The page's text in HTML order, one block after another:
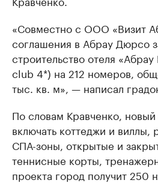
«Совместно с ООО «Визит
соглашения в Абрау Дюрсо
строительство отеля
club 4*) на 212 номеров,
тыс. кв. м», — написал
По словам Кравченко,
включать коттеджи и виллы,
СПА-зоны, открытые и
теннисные корты,
проекта город получит 250